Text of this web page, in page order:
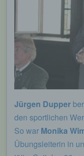
Jürgen Dupper
den sportlichen
So war Monika
Übungsleiterin in